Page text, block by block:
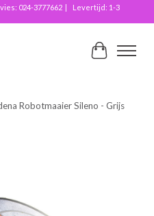
024-3777662 | Levertijd: 1-3
Robotmaaier Sileno - Grijs